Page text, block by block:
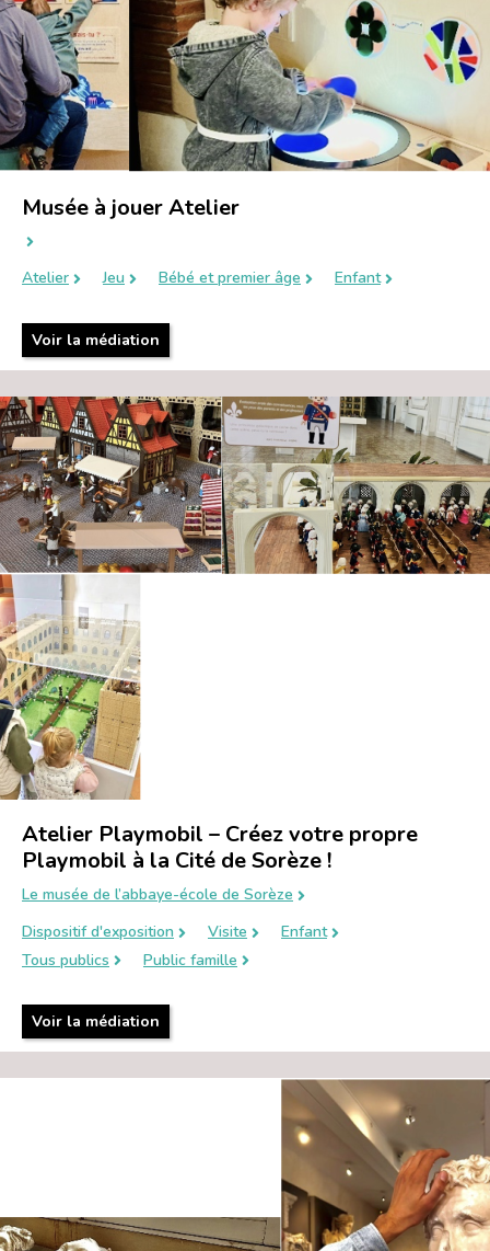
Musée à jouer Atelier
Atelier Jeu Bébé et premier âge Enfant
Voir la médiation
Atelier Playmobil – Créez votre propre
Playmobil à la Cité de Sorèze !
Le musée de l’abbaye-école de Sorèze
Dispositif d'exposition
Visite
Enfant
Tous publics
Public famille
Voir la médiation